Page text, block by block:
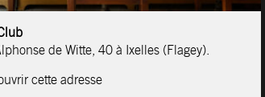
Chouchou
de Witte, 40 à Ixelles (Flagey).
cette adresse
Comptoir
d’Orti
97
Restaurant
MetsHarmonie
de Jean